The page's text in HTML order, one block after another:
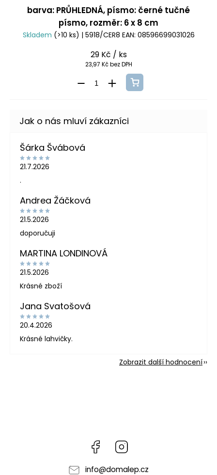
barva: PRŮHLEDNÁ, písmo: černé tučné
písmo, rozměr: 6 x 8 cm
Skladem (>10 ks) | 5918/CER8 EAN: 08596699031026
29 Kč / ks
23,97 Kč bez DPH
Šárka Švábová
21.7.2026
.
Andrea Žáčková
21.5.2026
doporučuji
MARTINA LONDINOVÁ
21.5.2026
Krásné zboží
Jana Svatošová
20.4.2026
Krásné lahvičky.
Zobrazit další hodnocení
Facebook
info@domalep.cz